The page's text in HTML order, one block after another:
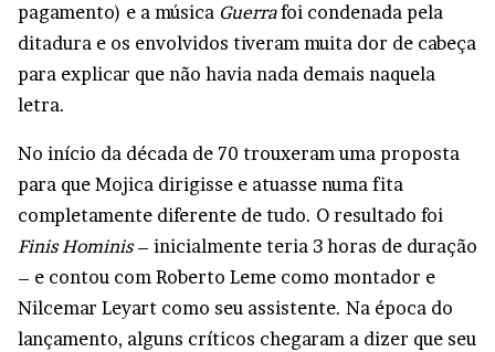
pagamento) e a música Guerrafoi condenada pela
ditadura e os envolvidos tiveram muita dor de cabeça
para explicar que não havia nada demais naquela
letra.
No início da década de 70 trouxeram uma proposta
para que Mojica dirigisse e atuasse numa fita
completamente diferente de tudo. O resultado foi
Finis Hominis– inicialmente teria 3 horas de duração
– e contou com Roberto Leme como montador e
Nilcemar Leyart como seu assistente. Na época do
lançamento, alguns críticos chegaram a dizer que seu